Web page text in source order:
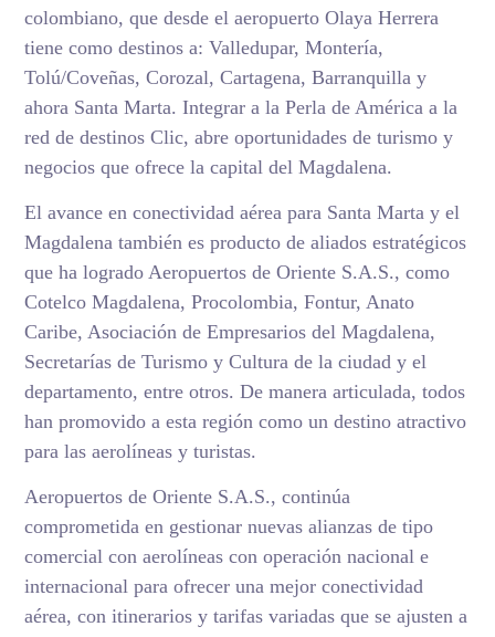
colombiano, que desde el aeropuerto Olaya Herrera
tiene como destinos a: Valledupar, Montería,
Tolú/Coveñas, Corozal, Cartagena, Barranquilla y
ahora Santa Marta. Integrar a la Perla de América a la
red de destinos Clic, abre oportunidades de turismo y
negocios que ofrece la capital del Magdalena.
El avance en conectividad aérea para Santa Marta y el
Magdalena también es producto de aliados estratégicos
que ha logrado Aeropuertos de Oriente S.A.S., como
Cotelco Magdalena, Procolombia, Fontur, Anato
Caribe, Asociación de Empresarios del Magdalena,
Secretarías de Turismo y Cultura de la ciudad y el
departamento, entre otros. De manera articulada, todos
han promovido a esta región como un destino atractivo
para las aerolíneas y turistas.
Aeropuertos de Oriente S.A.S., continúa
comprometida en gestionar nuevas alianzas de tipo
comercial con aerolíneas con operación nacional e
internacional para ofrecer una mejor conectividad
aérea, con itinerarios y tarifas variadas que se ajusten a